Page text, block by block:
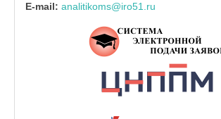
E-mail: analitikoms@iro51.ru